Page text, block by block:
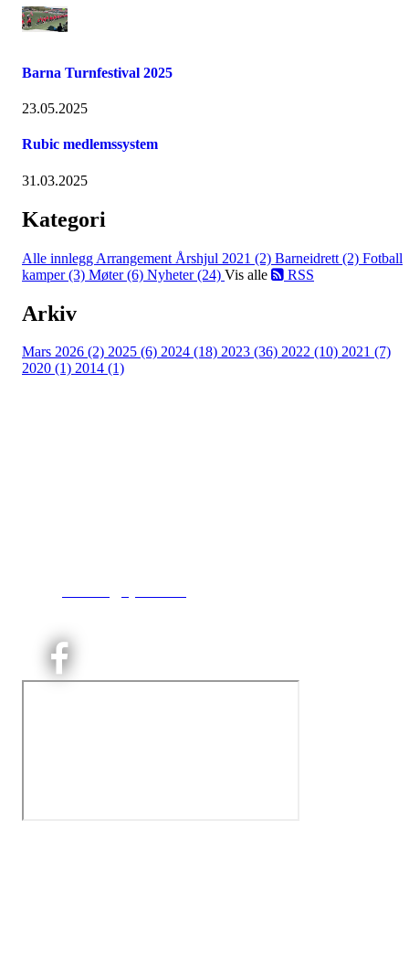
Barna Turnfestival 2025
23.05.2025
Rubic medlemssystem
31.03.2025
Kategori
Alle innlegg Arrangement Årshjul 2021 (2) Barneidrett (2) Fotball
kamper (3) Møter (6) Nyheter (24) Vis alle RSS
Arkiv
Mars 2026 (2) 2025 (6) 2024 (18) 2023 (36) 2022 (10) 2021 (7)
2020 (1) 2014 (1)